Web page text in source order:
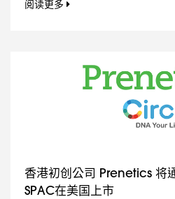
阅读更多
香港初创公司 Prenetics 将
SPAC在美国上市